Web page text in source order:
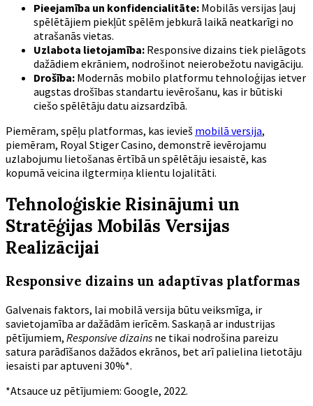
Pieejamība un konfidencialitāte: Mobilās versijas ļauj
spēlētājiem piekļūt spēlēm jebkurā laikā neatkarīgi no
atrašanās vietas.
Uzlabota lietojamība: Responsive dizains tiek pielāgots
dažādiem ekrāniem, nodrošinot neierobežotu navigāciju.
Drošība: Modernās mobilo platformu tehnoloģijas ietver
augstas drošības standartu ievērošanu, kas ir būtiski
ciešo spēlētāju datu aizsardzībā.
Piemēram, spēļu platformas, kas ievieš mobilā versija,
piemēram, Royal Stiger Casino, demonstrē ievērojamu
uzlabojumu lietošanas ērtībā un spēlētāju iesaistē, kas
kopumā veicina ilgtermiņa klientu lojalitāti.
Tehnoloģiskie Risinājumi un
Stratēģijas Mobilās Versijas
Realizācijai
Responsive dizains un adaptīvas platformas
Galvenais faktors, lai mobilā versija būtu veiksmīga, ir
savietojamība ar dažādām ierīcēm. Saskaņā ar industrijas
pētījumiem, Responsive dizains ne tikai nodrošina pareizu
satura parādīšanos dažādos ekrānos, bet arī palielina lietotāju
iesaisti par aptuveni 30%*.
*Atsauce uz pētījumiem: Google, 2022.